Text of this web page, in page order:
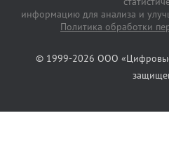
информацию для анализа и
Политика обработки
© 1999-2026 ООО «Цифровые